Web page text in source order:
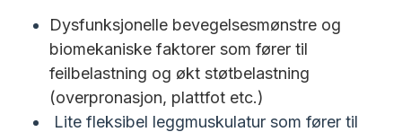
Dysfunksjonelle bevegelsesmønstre og
biomekaniske faktorer som fører til
feilbelastning og økt støtbelastning
(overpronasjon, plattfot etc.)
Lite fleksibel leggmuskulatur som fører til